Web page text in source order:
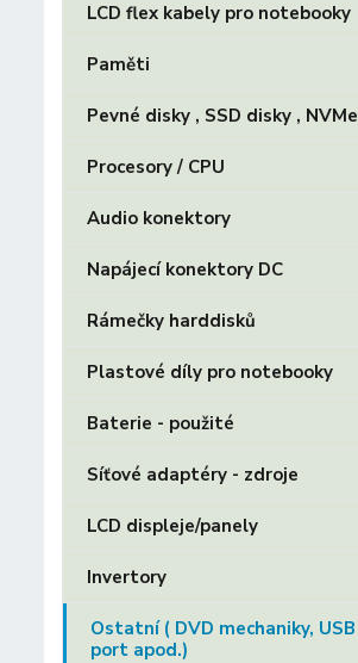
LCD flex kabely pro notebooky
Paměti
Pevné disky , SSD disky , NVMe
Procesory / CPU
Audio konektory
Napájecí konektory DC
Rámečky harddisků
Plastové díly pro notebooky
Baterie - použité
Síťové adaptéry - zdroje
LCD displeje/panely
Invertory
Ostatní ( DVD mechaniky, USB
port apod.)